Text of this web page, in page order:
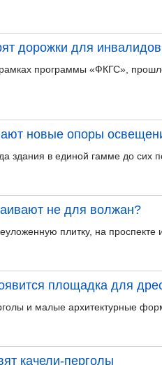
дорожки для
программы «ФКГС»,
новые опоры
в единой гамме до сих
не для волжан?
плитку, на
площадка для
и малые архитектурные
качели-перголы